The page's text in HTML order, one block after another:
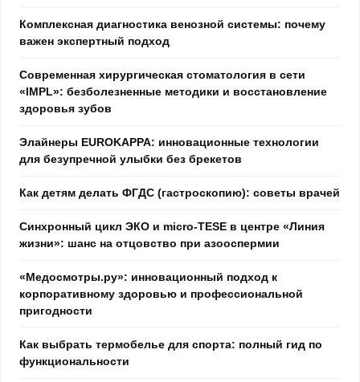
Комплексная диагностика венозной системы: почему
важен экспертный подход
Современная хирургическая стоматология в сети
«IMPL»: безболезненные методики и восстановление
здоровья зубов
Элайнеры EUROKAPPA: инновационные технологии
для безупречной улыбки без брекетов
Как детям делать ФГДС (гастроскопию): советы врачей
Синхронный цикл ЭКО и micro-TESE в центре «Линия
жизни»: шанс на отцовство при азооспермии
«Медосмотры.ру»: инновационный подход к
корпоративному здоровью и профессиональной
пригодности
Как выбрать термобелье для спорта: полный гид по
функциональности